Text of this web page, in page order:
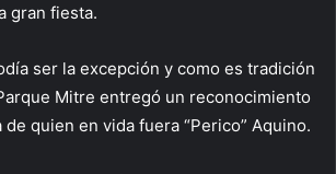
gran fiesta.
ser la excepción y como es tradición
Mitre entregó un reconocimiento
de quien en vida fuera “Perico” Aquino.